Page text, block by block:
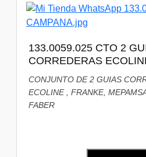
133.0059.025 CTO 2
CORREDERAS
CONJUNTO DE 2 GUIAS
ECOLINE , FRANKE,
FABER